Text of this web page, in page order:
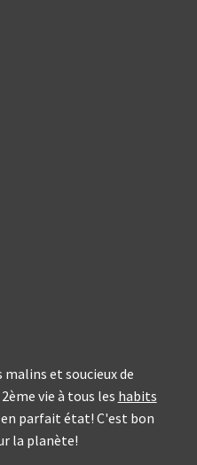
et soucieux de
vie à tous les habits
parfait état! C'est bon
la planète!